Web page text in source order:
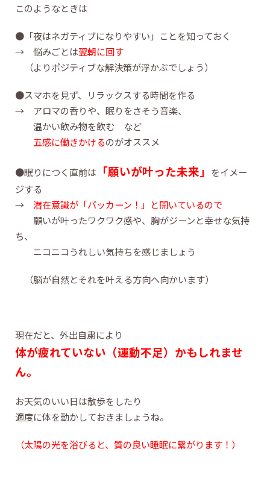
このようなときは
●「夜はネガティブになりやすい」ことを知っておく
→ 悩みごとは翌朝に回す
（よりポジティブな解決策が浮かぶでしょう）
●スマホを見ず、リラックスする時間を作る
→ アロマの香りや、眠りをさそう音楽、
温かい飲み物を飲む など
五感に働きかけるのがオススメ
●眠りにつく直前は 「願いが叶った未来」 をイメー
ジする
→ 潜在意識が「パッカーン！」と開いているので
願いが叶ったワクワク感や、胸がジーンと幸せな気持
ち、
ニコニコうれしい気持ちを感じましょう
（脳が自然とそれを叶える方向へ向かいます）
現在だと、外出自粛により
体が疲れていない（運動不足）かもしれませ
ん。
お天気のいい日は散歩をしたり
適度に体を動かしておきましょうね。
（太陽の光を浴びると、質の良い睡眠に繋がります！）